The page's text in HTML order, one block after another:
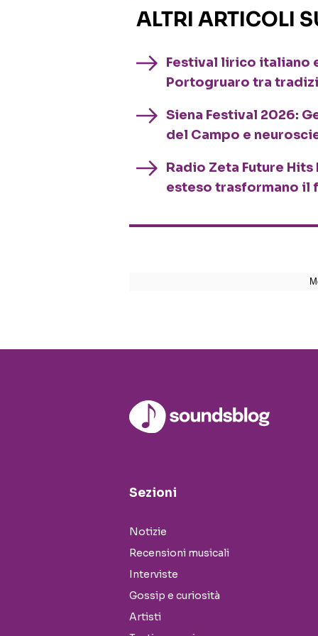
ALTRI ARTICOLI
Festival lirico italiano
Portogruaro tra
Siena Festival 2026:
del Campo e
Radio Zeta Future
esteso trasformano il
Sezioni
Notizie
Recensioni musicali
Interviste
Gossip e curiosità
Artisti